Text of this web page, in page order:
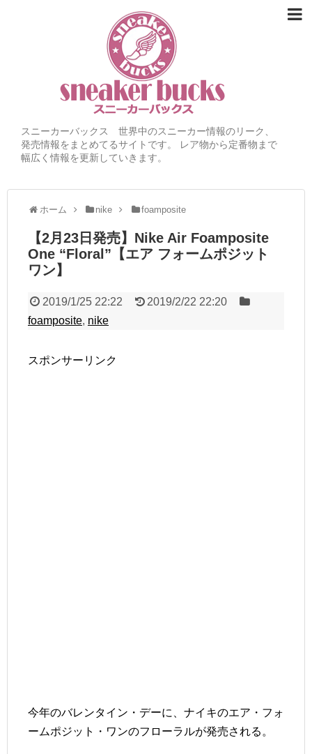
スニーカーバックス 世界中のスニーカー情報のリーク、
発売情報をまとめてるサイトです。 レア物から定番物まで
幅広く情報を更新していきます。
ホーム nike foamposite
【2月23日発売】Nike Air Foamposite
One “Floral”【エア フォームポジット
ワン】
2019/1/25 22:22
2019/2/22 22:20
foamposite, nike
スポンサーリンク
今年のバレンタイン・デーに、ナイキのエア・フォ
ームポジット・ワンのフローラルが発売される。